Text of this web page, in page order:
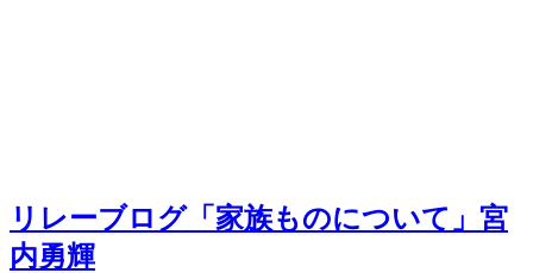
リレーブログ「家族ものについて」宮
内勇輝